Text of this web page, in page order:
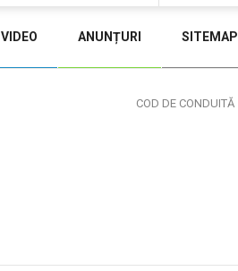
VIDEO ANUNȚURI SITEMAP
COD DE CONDUITĂ